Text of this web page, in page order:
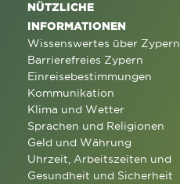
NÜTZLICHE
INFORMATIONEN
Wissenswertes über Zypern
Barrierefreies Zypern
Einreisebestimmungen
Kommunikation
Klima und Wetter
Sprachen und Religionen
Geld und Währung
Uhrzeit, Arbeitszeiten und
Gesundheit und Sicherheit